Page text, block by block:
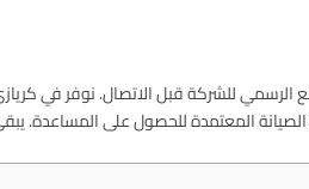
الرسمي للشركة قبل الاتصال. نوفر في